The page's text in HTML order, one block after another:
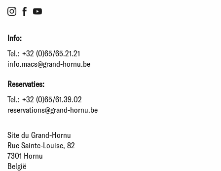
Info:
Tel.: +32 (0)65/65.21.21
info.macs@grand-hornu.be
Reservaties:
Tel.: +32 (0)65/61.39.02
reservations@grand-hornu.be
Site du Grand-Hornu
Rue Sainte-Louise, 82
7301 Hornu
België